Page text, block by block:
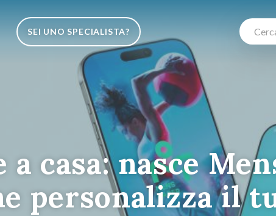
SEI UNO SPECIALISTA?
casa: nasce
personalizza il